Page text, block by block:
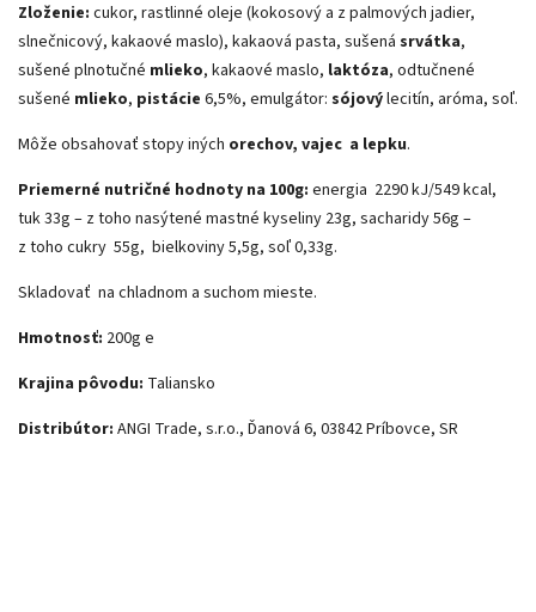
Zloženie: cukor, rastlinné oleje (kokosový a z palmových jadier,
slnečnicový, kakaové maslo), kakaová pasta, sušená srvátka,
sušené plnotučné mlieko, kakaové maslo, laktóza, odtučnené
sušené mlieko, pistácie 6,5%, emulgátor: sójovýlecitín, aróma, soľ.
Môže obsahovať stopy iných orechov, vajec a lepku.
Priemerné nutričné hodnoty na 100g: energia 2290 kJ/549 kcal,
tuk 33g – z toho nasýtené mastné kyseliny 23g, sacharidy 56g –
z toho cukry 55g, bielkoviny 5,5g, soľ 0,33g.
Skladovať na chladnom a suchom mieste.
Hmotnosť: 200g e
Krajina pôvodu: Taliansko
Distribútor: ANGI Trade, s.r.o., Ďanová 6, 03842 Príbovce, SR